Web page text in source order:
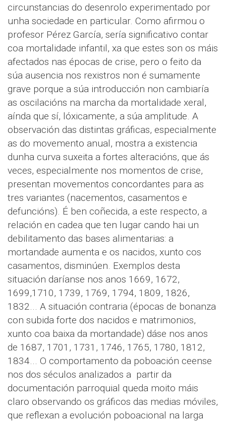
circunstancias do desenrolo experimentado por
unha sociedade en particular. Como afirmou o
profesor Pérez García, sería significativo contar
coa mortalidade infantil, xa que estes son os máis
afectados nas épocas de crise, pero o feito da
súa ausencia nos rexistros non é sumamente
grave porque a súa introducción non cambiaría
as oscilacións na marcha da mortalidade xeral,
aínda que sí, lóxicamente, a súa amplitude. A
observación das distintas gráficas, especialmente
as do movemento anual, mostra a existencia
dunha curva suxeita a fortes alteracións, que ás
veces, especialmente nos momentos de crise,
presentan movementos concordantes para as
tres variantes (nacementos, casamentos e
defuncións). É ben coñecida, a este respecto, a
relación en cadea que ten lugar cando hai un
debilitamento das bases alimentarias: a
mortandade aumenta e os nacidos, xunto cos
casamentos, disminúen. Exemplos desta
situación daríanse nos anos 1669, 1672,
1699,1710, 1739, 1769, 1794, 1809, 1826,
1832... A situación contraria (épocas de bonanza
con subida forte dos nacidos e matrimonios,
xunto coa baixa da mortandade) dáse nos anos
de 1687, 1701, 1731, 1746, 1765, 1780, 1812,
1834... O comportamento da poboación ceense
nos dos séculos analizados a partir da
documentación parroquial queda moito máis
claro observando os gráficos das medias móviles,
que reflexan a evolución poboacional na larga